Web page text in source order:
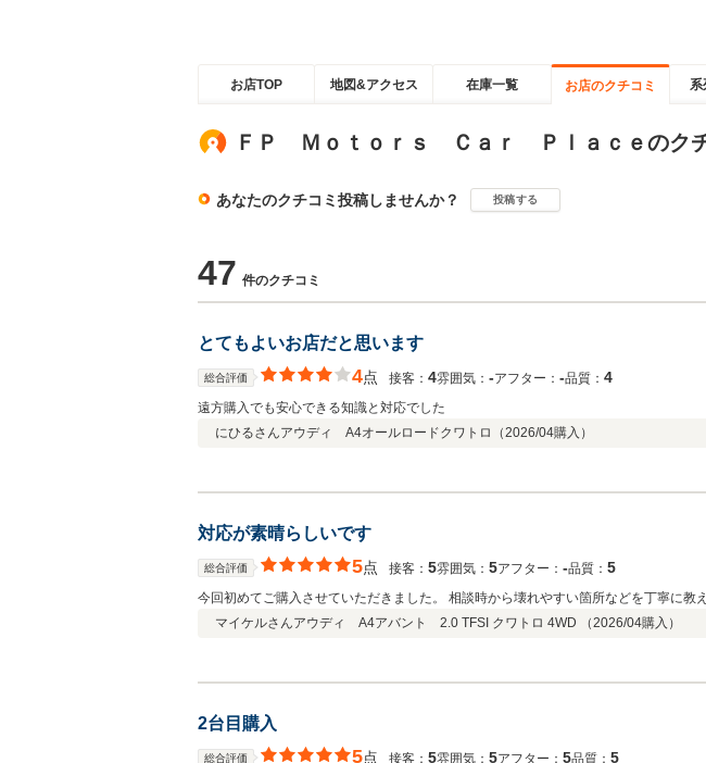
お店TOP 地図&アクセス 在庫一覧 お店のクチコミ 系
ＦＰ Ｍｏｔｏｒｓ Ｃａｒ Ｐｌａｃｅのク
あなたのクチコミ投稿しませんか？ 投稿する
47 件のクチコミ
とてもよいお店だと思います
総合評価 4点 接客： 4雰囲気： ‐アフター： ‐品質： 4
遠方購入でも安心できる知識と対応でした
にひるさんアウディ A4オールロードクワトロ（2026/04購入）
対応が素晴らしいです
総合評価 5点 接客： 5雰囲気： 5アフター： ‐品質： 5
今回初めてご購入させていただきました。 相談時から壊れやすい箇所などを丁寧に
マイケルさんアウディ A4アバント 2.0 TFSI クワトロ 4WD （2026/04購入）
2台目購入
総合評価 5点 接客： 5雰囲気： 5アフター： 5品質： 5